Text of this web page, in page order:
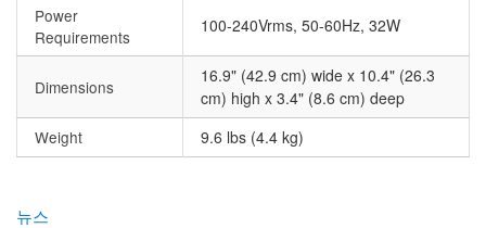
Power
Requirements
100-240Vrms, 50-60Hz, 32W
Dimensions
16.9" (42.9 cm) wide x 10.4" (26.3
cm) high x 3.4" (8.6 cm) deep
Weight
9.6 lbs (4.4 kg)
뉴스